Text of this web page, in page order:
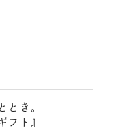
とき。
フト』